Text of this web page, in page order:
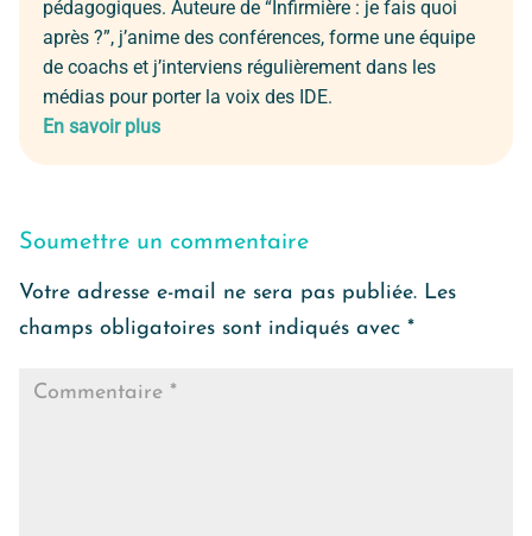
pédagogiques. Auteure de “Infirmière : je fais quoi
après ?”, j’anime des conférences, forme une équipe
de coachs et j’interviens régulièrement dans les
médias pour porter la voix des IDE.
En savoir plus
Soumettre un commentaire
Votre adresse e-mail ne sera pas publiée. Les
champs obligatoires sont indiqués avec *